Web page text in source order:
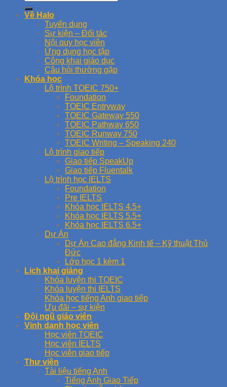
Về Halo
Tuyển dụng
Sự kiện – Đối tác
Nội quy học viên
Ứng dụng học tập
Công khai giáo dục
Câu hỏi thường gặp
Khóa học
Lộ trình TOEIC 750+
Foundation
TOEIC Entryway
TOEIC Gateway 550
TOEIC Pathway 650
TOEIC Runway 750
TOEIC Writing – Speaking 240
Lộ trình giao tiếp
Giao tiếp SpeakUp
Giao tiếp Fluentalk
Lộ trình học IELTS
Foundation
Pre IELTS
Khóa học IELTS 4.5+
Khóa học IELTS 5.5+
Khóa học IELTS 6.5+
Dự Án
Dự Án Cao đẳng Kinh tế – Kỹ thuật Thủ
Đức
Lớp học 1 kèm 1
Lịch khai giảng
Khóa luyện thi TOEIC
Khóa luyện thi IELTS
Khóa học tiếng Anh giao tiếp
Ưu đãi – sự kiện
Đội ngũ giáo viên
Vinh danh học viên
Học viên TOEIC
Học viên IELTS
Học viên giao tiếp
Thư viện
Tài liệu tiếng Anh
Tiếng Anh Giao Tiếp